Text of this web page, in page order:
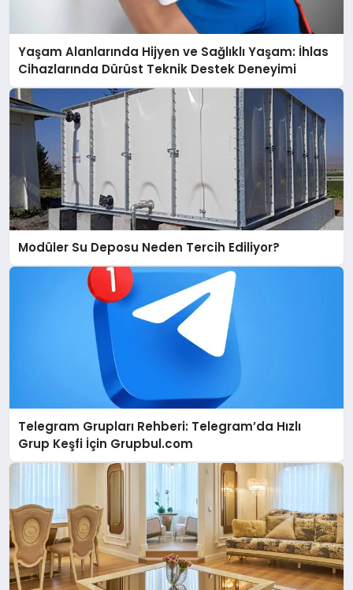
Yaşam Alanlarında Hijyen ve Sağlıklı Yaşam: İhlas
Cihazlarında Dürüst Teknik Destek Deneyimi
Modüler Su Deposu Neden Tercih Ediliyor?
Telegram Grupları Rehberi: Telegram’da Hızlı
Grup Keşfi İçin Grupbul.com